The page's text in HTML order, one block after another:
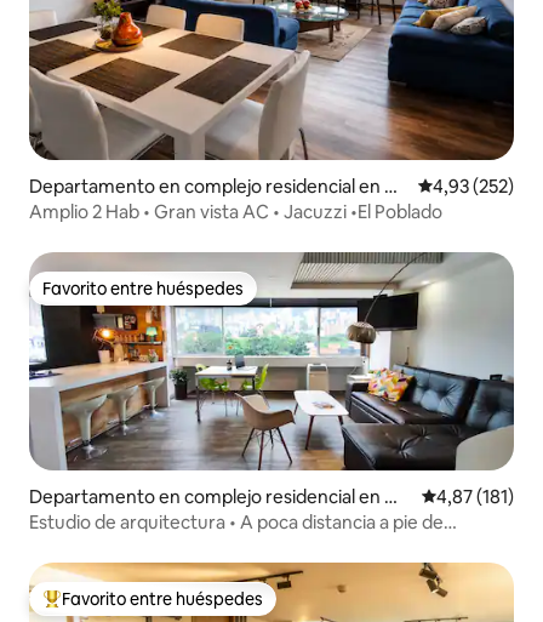
Departamento en complejo residencial en M
edellín
Calificación
4,93 (252)
Amplio 2 Hab • Gran vista AC • Jacuzzi •El Poblado
Favorito entre huéspedes
Favorito entre huéspedes
Departamento en complejo residencial en Ma
nila
Calificación
4,87 (181)
Estudio de arquitectura • A poca distancia a pie de
Favorito entre los huéspedes más destacados
Favorito entre huéspedes